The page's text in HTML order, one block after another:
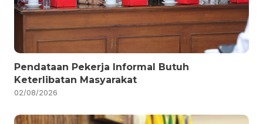
Pendataan Pekerja Informal Butuh
Keterlibatan Masyarakat
02/08/2026